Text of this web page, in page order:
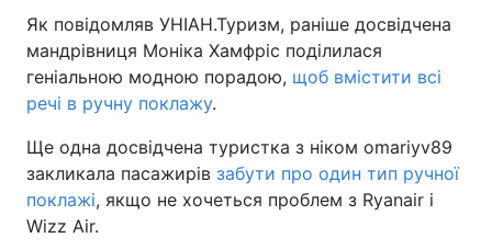
Як повідомляв УНІАН.Туризм, раніше досвідчена
мандрівниця Моніка Хамфріс поділилася
геніальною модною порадою, щоб вмістити всі
речі в ручну поклажу.
Ще одна досвідчена туристка з ніком omariyv89
закликала пасажирів забути про один тип ручної
поклажі, якщо не хочеться проблем з Ryanair і
Wizz Air.